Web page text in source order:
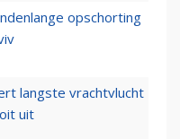
opschorting
langste vrachtvlucht
uit